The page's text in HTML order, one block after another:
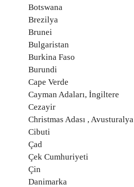
Botswana
Brezilya
Brunei
Bulgaristan
Burkina Faso
Burundi
Cape Verde
Cayman Adaları, İngiltere
Cezayir
Christmas Adası , Avusturalya
Cibuti
Çad
Çek Cumhuriyeti
Çin
Danimarka